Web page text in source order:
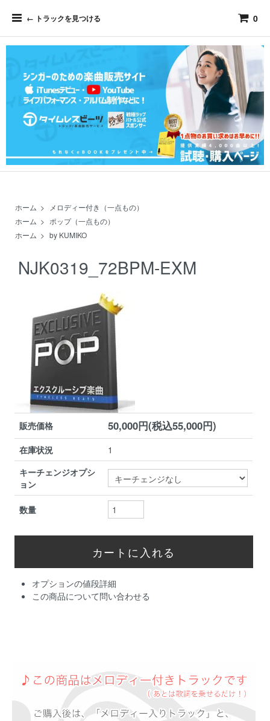
← トラックを見つける 0
ホーム >
メロディー付き（一点もの）
ホーム > ポップ（一点もの）
ホーム > by KUMIKO
NJK0319_72BPM-EXM
販売価格 50,000円(税込55,000円)
在庫状況
1
キーチェンジオプシ
ョン
数量
オプションの値段詳細
この商品について問い合わせる